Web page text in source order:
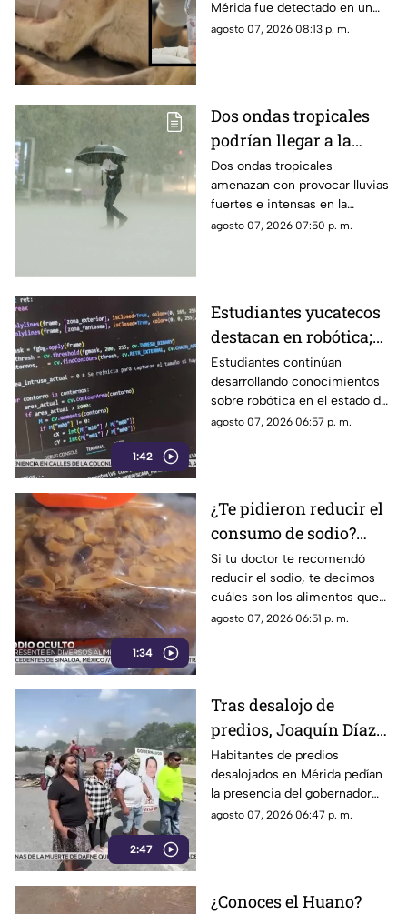
Mérida fue detectado en un
perrito callejero, el cual fue
agosto 07, 2026 08:13 p. m.
Dos ondas tropicales
podrían llegar a la
Península de Yucatán y
provocar varios días de
lluvias; esto se sabe
Dos ondas tropicales
amenazan con provocar lluvias
fuertes e intensas en la
Península de Yucatán, por lo
agosto 07, 2026 07:50 p. m.
1:42
Estudiantes yucatecos
destacan en robótica;
así convierten los
desechos algo útil
(+Video)
Estudiantes continúan
desarrollando conocimientos
sobre robótica en el estado de
Yucatán. Conoce los detalles.
agosto 07, 2026 06:57 p. m.
1:34
¿Te pidieron reducir el
consumo de sodio?
Estos son los alimentos
que debes EVITAR
Si tu doctor te recomendó
reducir el sodio, te decimos
cuáles son los alimentos que
debes dejar de consumir de
agosto 07, 2026 06:51 p. m.
2:47
Tras desalojo de
predios, Joaquín Díaz
Mena mostró
desinterés por
problemáticas del
pueblo
Habitantes de predios
desalojados en Mérida pedían
la presencia del gobernador
Joaquín Díaz Mena, pero dejó
agosto 07, 2026 06:47 p. m.
¿Conoces el Huano?